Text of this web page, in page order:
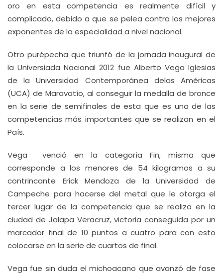
oro en esta competencia es realmente difícil y
complicado, debido a que se pelea contra los mejores
exponentes de la especialidad a nivel nacional.
Otro purépecha que triunfó de la jornada inaugural de
la Universiada Nacional 2012 fue Alberto Vega Iglesias
de la Universidad Contemporánea delas Américas
(UCA) de Maravatío, al conseguir la medalla de bronce
en la serie de semifinales de esta que es una de las
competencias más importantes que se realizan en el
País.
Vega venció en la categoría Fin, misma que
corresponde a los menores de 54 kilogramos a su
contrincante Erick Mendoza de la Universidad de
Campeche para hacerse del metal que le otorga el
tercer lugar de la competencia que se realiza en la
ciudad de Jalapa Veracruz, victoria conseguida por un
marcador final de 10 puntos a cuatro para con esto
colocarse en la serie de cuartos de final.
Vega fue sin duda el michoacano que avanzó de fase